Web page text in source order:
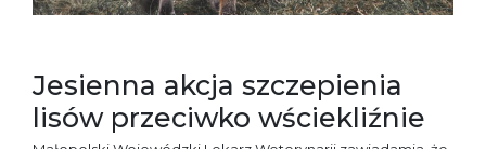
Jesienna akcja szczepienia
lisów przeciwko wściekliźnie